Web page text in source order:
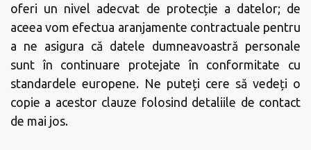
oferi un nivel adecvat de protecție a datelor; de
aceea vom efectua aranjamente contractuale pentru
a ne asigura că datele dumneavoastră personale
sunt în continuare protejate în conformitate cu
standardele europene. Ne puteți cere să vedeți o
copie a acestor clauze folosind detaliile de contact
de mai jos.